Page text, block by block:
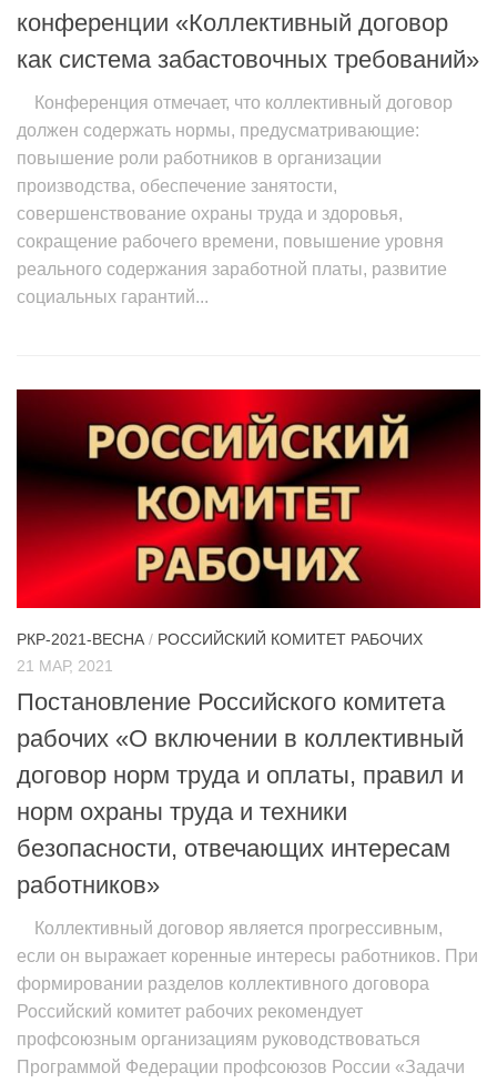
конференции «Коллективный договор
как система забастовочных требований»
Конференция отмечает, что коллективный договор
должен содержать нормы, предусматривающие:
повышение роли работников в организации
производства, обеспечение занятости,
совершенствование охраны труда и здоровья,
сокращение рабочего времени, повышение уровня
реального содержания заработной платы, развитие
социальных гарантий...
РКР-2021-ВЕСНА / РОССИЙСКИЙ КОМИТЕТ РАБОЧИХ
21 МАР, 2021
Постановление Российского комитета
рабочих «О включении в коллективный
договор норм труда и оплаты, правил и
норм охраны труда и техники
безопасности, отвечающих интересам
работников»
Коллективный договор является прогрессивным,
если он выражает коренные интересы работников. При
формировании разделов коллективного договора
Российский комитет рабочих рекомендует
профсоюзным организациям руководствоваться
Программой Федерации профсоюзов России «Задачи